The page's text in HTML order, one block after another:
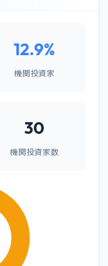
12.9%
機関投資家
30
機関投資家数